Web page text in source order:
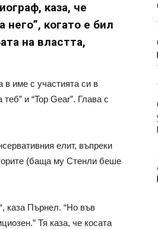
каза, че
когато е бил
на властта,
в име с участията си в
и “Top Gear”. Глава с
елит, въпреки
(баща му Стенли беше
каза Пърнел. “Но във
Тя каза, че косата